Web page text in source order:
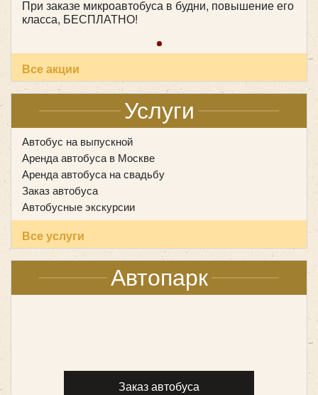
При заказе микроавтобуса в будни, повышение его
класса, БЕСПЛАТНО!
Все акции
Услуги
Автобус на выпускной
Аренда автобуса в Москве
Аренда автобуса на свадьбу
Заказ автобуса
Автобусные экскурсии
Все услуги
Автопарк
Заказ автобуса
Hyundai Grand Starex H1
Количество мест:8